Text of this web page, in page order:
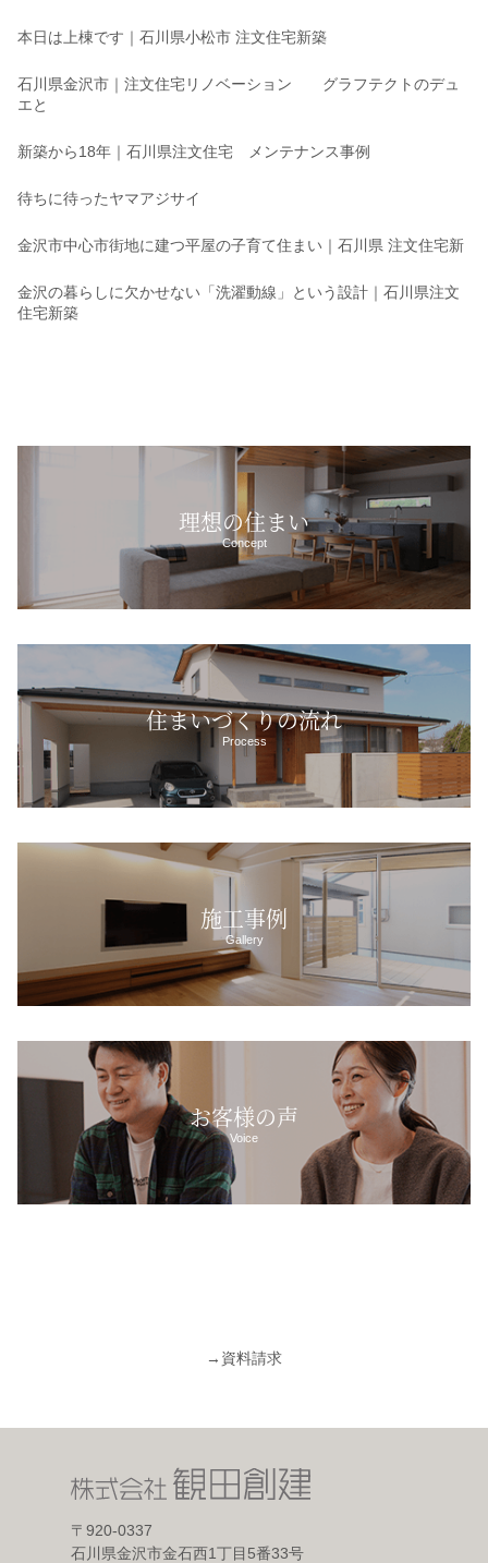
本日は上棟です｜石川県小松市 注文住宅新築
石川県金沢市｜注文住宅リノベーション グラフテクトのデュ
エと
新築から18年｜石川県注文住宅 メンテナンス事例
待ちに待ったヤマアジサイ
金沢市中心市街地に建つ平屋の子育て住まい｜石川県 注文住宅新
金沢の暮らしに欠かせない「洗濯動線」という設計｜石川県注文
住宅新築
理想の住まい
Concept
住まいづくりの流れ
Process
施工事例
Gallery
お客様の声
Voice
→ 資料請求
〒920-0337
石川県金沢市金石西1丁目5番33号